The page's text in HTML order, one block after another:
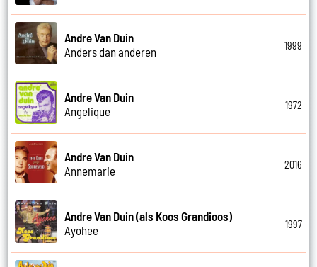
Andre Van Duin
Anders dan anderen
1999
Andre Van Duin
Angelique
1972
Andre Van Duin
Annemarie
2016
Andre Van Duin (als Koos Grandioos)
Ayohee
1997